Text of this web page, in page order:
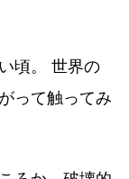
頃。 世界の
って触ってみ